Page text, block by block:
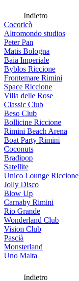
Indietro
Cocoricò
Altromondo studios
Peter Pan
Matis Bologna
Baia Imperiale
Byblos Riccione
Frontemare Rimini
Space Riccione
Villa delle Rose
Classic Club
Beso Club
Bollicine Riccione
Rimini Beach Arena
Boat Party Rimini
Coconuts
Bradipop
Satellite
Unico Lounge Riccione
Jolly Disco
Blow Up
Carnaby Rimini
Rio Grande
Wonderland Club
Vision Club
Pascià
Monsterland
Uno Malta
Indietro